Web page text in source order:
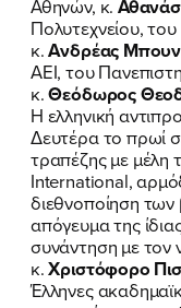
ΠΟΙΑ
ΕΡΓΟ
Αθηνών, κ.
Πολυτεχνείου,
κ.Ανδρέας
ΑΕΙ, του
κ.Θεόδωρος
Η ελληνική
Δευτέρα το πρωί
τραπέζης με μέλη
International,
διεθνοποίηση
απόγευμα της
συνάντηση με τον
κ.Χριστόφορο
Έλληνες